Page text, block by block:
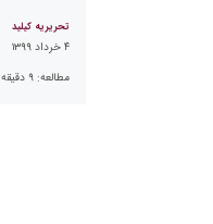
تحریریه کیلید
۴ خرداد ۱۳۹۹
مطالعه: ۹ دقیقه